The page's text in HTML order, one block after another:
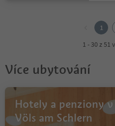
1
1 - 30 z 51
Více ubytování
Hotely a penziony v
Völs am Schlern